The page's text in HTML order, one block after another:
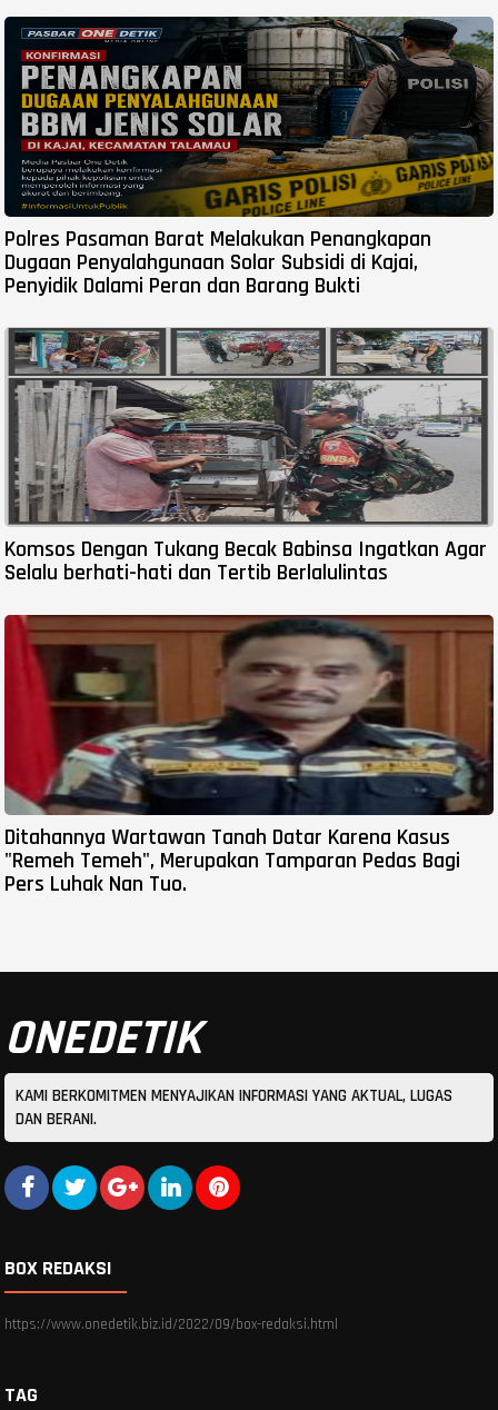
Polres Pasaman Barat Melakukan Penangkapan
Dugaan Penyalahgunaan Solar Subsidi di Kajai,
Penyidik Dalami Peran dan Barang Bukti
Komsos Dengan Tukang Becak Babinsa Ingatkan Agar
Selalu berhati-hati dan Tertib Berlalulintas
Ditahannya Wartawan Tanah Datar Karena Kasus
"Remeh Temeh", Merupakan Tamparan Pedas Bagi
Pers Luhak Nan Tuo.
ONEDETIK
KAMI BERKOMITMEN MENYAJIKAN INFORMASI YANG AKTUAL, LUGAS
DAN BERANI.
BOX REDAKSI
https://www.onedetik.biz.id/2022/09/box-redaksi.html
TAG